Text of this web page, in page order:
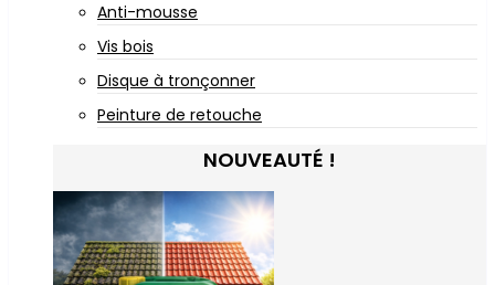
Anti-mousse
Vis bois
Disque à tronçonner
Peinture de retouche
NOUVEAUTÉ !